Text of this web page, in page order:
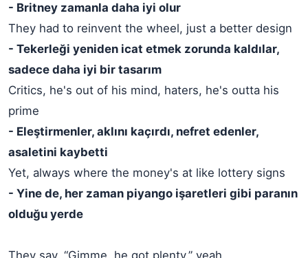
- Britney zamanla daha iyi olur
They had to reinvent the wheel, just a better design
- Tekerleği yeniden icat etmek zorunda kaldılar,
sadece daha iyi bir tasarım
Critics, he's out of his mind, haters, he's outta his
prime
- Eleştirmenler, aklını kaçırdı, nefret edenler,
asaletini kaybetti
Yet, always where the money's at like lottery signs
- Yine de, her zaman piyango işaretleri gibi paranın
olduğu yerde
They say, “Gimme, he got plenty,” yeah